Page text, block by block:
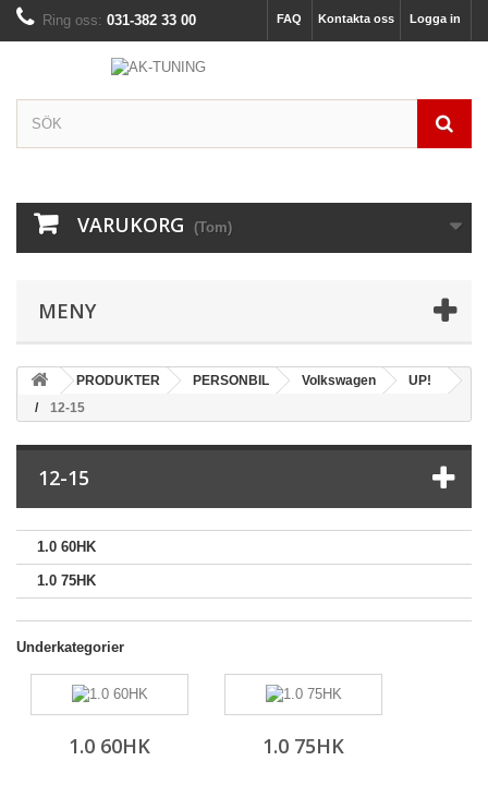
Logga in
Kontakta oss
FAQ
Ring oss: 031-382 33 00
VARUKORG (Tom)
MENY
PRODUKTER PERSONBIL Volkswagen
UP!
12-15
12-15
1.0 60HK
1.0 75HK
Underkategorier
1.0 60HK 1.0 75HK